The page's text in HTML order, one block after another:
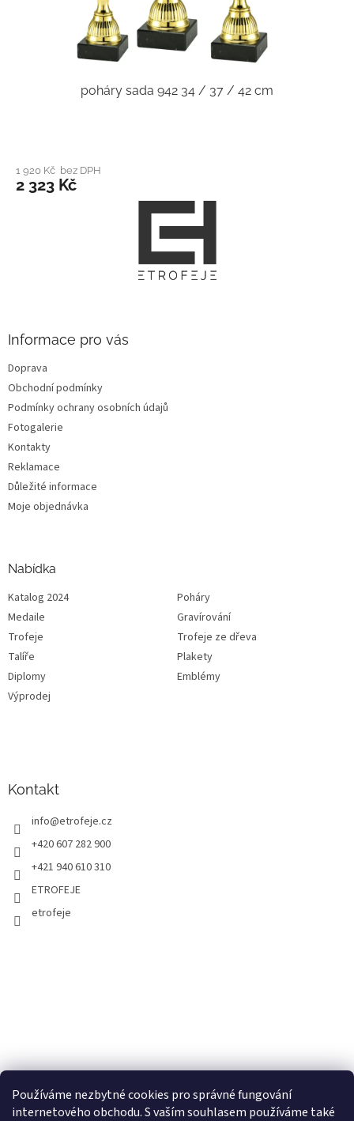
Používáme nezbytné cookies pro správné fungování
internetového obchodu. S vaším souhlasem používáme také
poháry sada 942 34 / 37 / 42 cm
1 920 Kč bez DPH
2 323 Kč
Informace pro vás
Doprava
Obchodní podmínky
Podmínky ochrany osobních údajů
Fotogalerie
Kontakty
Reklamace
Důležité informace
Moje objednávka
Nabídka
Katalog 2024
Poháry
Medaile
Gravírování
Trofeje
Trofeje ze dřeva
Talíře
Plakety
Diplomy
Emblémy
Výprodej
Kontakt
info@etrofeje.cz
+420 607 282 900
+421 940 610 310
ETROFEJE
etrofeje